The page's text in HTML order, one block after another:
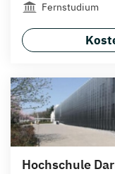
Fernstudium
Hochschule